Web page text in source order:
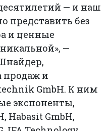
— и наш
представить без
и ценные
—
продаж и
GmbH. К ним
экспоненты,
Habasit GmbH,